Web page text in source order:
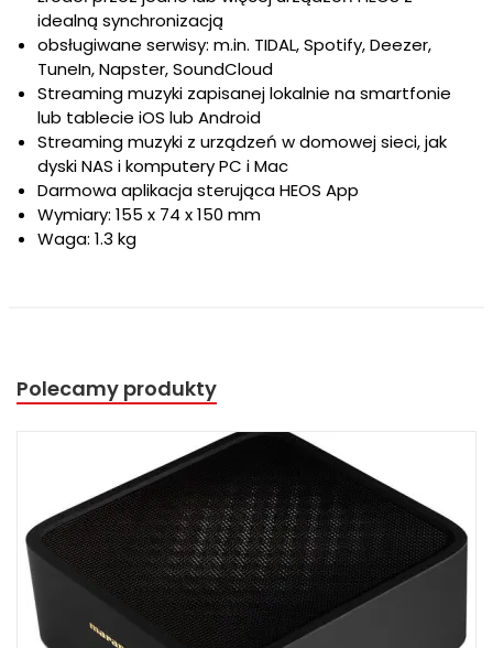
idealną synchronizacją
obsługiwane serwisy: m.in. TIDAL, Spotify, Deezer,
TuneIn, Napster, SoundCloud
Streaming muzyki zapisanej lokalnie na smartfonie
lub tablecie iOS lub Android
Streaming muzyki z urządzeń w domowej sieci, jak
dyski NAS i komputery PC i Mac
Darmowa aplikacja sterująca HEOS App
Wymiary: 155 x 74 x 150 mm
Waga: 1.3 kg
Polecamy produkty